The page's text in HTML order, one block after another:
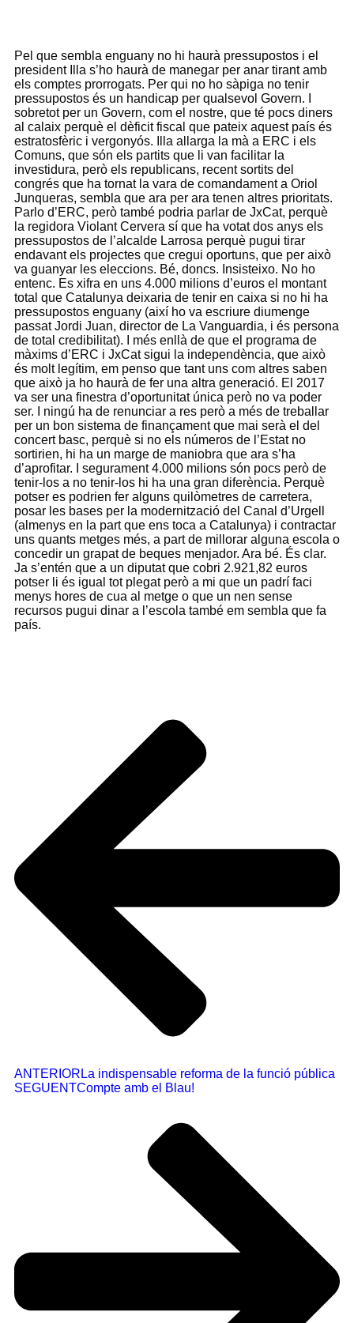
Pel que sembla enguany no hi haurà pressupostos i el
president Illa s’ho haurà de manegar per anar tirant amb
els comptes prorrogats. Per qui no ho sàpiga no tenir
pressupostos és un handicap per qualsevol Govern. I
sobretot per un Govern, com el nostre, que té pocs diners
al calaix perquè el dèficit fiscal que pateix aquest país és
estratosfèric i vergonyós. Illa allarga la mà a ERC i els
Comuns, que són els partits que li van facilitar la
investidura, però els republicans, recent sortits del
congrés que ha tornat la vara de comandament a Oriol
Junqueras, sembla que ara per ara tenen altres prioritats.
Parlo d’ERC, però també podria parlar de JxCat, perquè
la regidora Violant Cervera sí que ha votat dos anys els
pressupostos de l’alcalde Larrosa perquè pugui tirar
endavant els projectes que cregui oportuns, que per això
va guanyar les eleccions. Bé, doncs. Insisteixo. No ho
entenc. Es xifra en uns 4.000 milions d’euros el montant
total que Catalunya deixaria de tenir en caixa si no hi ha
pressupostos enguany (així ho va escriure diumenge
passat Jordi Juan, director de La Vanguardia, i és persona
de total credibilitat). I més enllà de que el programa de
màxims d’ERC i JxCat sigui la independència, que això
és molt legítim, em penso que tant uns com altres saben
que això ja ho haurà de fer una altra generació. El 2017
va ser una finestra d’oportunitat única però no va poder
ser. I ningú ha de renunciar a res però a més de treballar
per un bon sistema de finançament que mai serà el del
concert basc, perquè si no els números de l’Estat no
sortirien, hi ha un marge de maniobra que ara s’ha
d’aprofitar. I segurament 4.000 milions són pocs però de
tenir-los a no tenir-los hi ha una gran diferència. Perquè
potser es podrien fer alguns quilòmetres de carretera,
posar les bases per la modernització del Canal d’Urgell
(almenys en la part que ens toca a Catalunya) i contractar
uns quants metges més, a part de millorar alguna escola o
concedir un grapat de beques menjador. Ara bé. És clar.
Ja s’entén que a un diputat que cobri 2.921,82 euros
potser li és igual tot plegat però a mi que un padrí faci
menys hores de cua al metge o que un nen sense
recursos pugui dinar a l’escola també em sembla que fa
país.
ANTERIORLa indispensable reforma de la funció pública
SEGUENTCompte amb el Blau!